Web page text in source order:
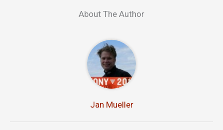
About The Author
Jan Mueller